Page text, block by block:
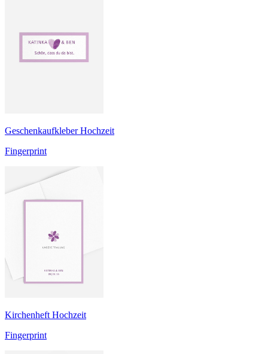
Geschenkaufkleber Hochzeit
Fingerprint
Kirchenheft Hochzeit
Fingerprint